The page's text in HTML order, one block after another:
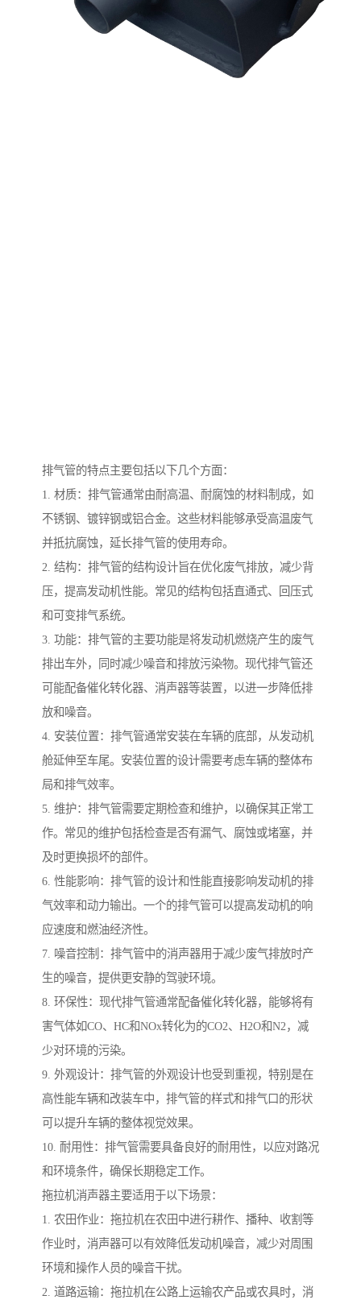
排气管的特点主要包括以下几个方面：
1. 材质：排气管通常由耐高温、耐腐蚀的材料制成，如
不锈钢、镀锌钢或铝合金。这些材料能够承受高温废气
并抵抗腐蚀，延长排气管的使用寿命。
2. 结构：排气管的结构设计旨在优化废气排放，减少背
压，提高发动机性能。常见的结构包括直通式、回压式
和可变排气系统。
3. 功能：排气管的主要功能是将发动机燃烧产生的废气
排出车外，同时减少噪音和排放污染物。现代排气管还
可能配备催化转化器、消声器等装置，以进一步降低排
放和噪音。
4. 安装位置：排气管通常安装在车辆的底部，从发动机
舱延伸至车尾。安装位置的设计需要考虑车辆的整体布
局和排气效率。
5. 维护：排气管需要定期检查和维护，以确保其正常工
作。常见的维护包括检查是否有漏气、腐蚀或堵塞，并
及时更换损坏的部件。
6. 性能影响：排气管的设计和性能直接影响发动机的排
气效率和动力输出。一个的排气管可以提高发动机的响
应速度和燃油经济性。
7. 噪音控制：排气管中的消声器用于减少废气排放时产
生的噪音，提供更安静的驾驶环境。
8. 环保性：现代排气管通常配备催化转化器，能够将有
害气体如CO、HC和NOx转化为的CO2、H2O和N2，减
少对环境的污染。
9. 外观设计：排气管的外观设计也受到重视，特别是在
高性能车辆和改装车中，排气管的样式和排气口的形状
可以提升车辆的整体视觉效果。
10. 耐用性：排气管需要具备良好的耐用性，以应对路况
和环境条件，确保长期稳定工作。
拖拉机消声器主要适用于以下场景：
1. 农田作业：拖拉机在农田中进行耕作、播种、收割等
作业时，消声器可以有效降低发动机噪音，减少对周围
环境和操作人员的噪音干扰。
2. 道路运输：拖拉机在公路上运输农产品或农具时，消